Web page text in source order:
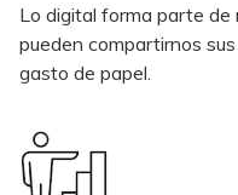
Lo digital forma parte de
pueden compartirnos
gasto de papel.